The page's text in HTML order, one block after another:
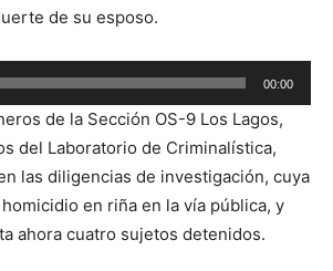
de su esposo.
00:00
de la Sección OS-9 Los Lagos,
del Laboratorio de Criminalística,
las diligencias de investigación, cuya
en riña en la vía pública, y
ahora cuatro sujetos detenidos.